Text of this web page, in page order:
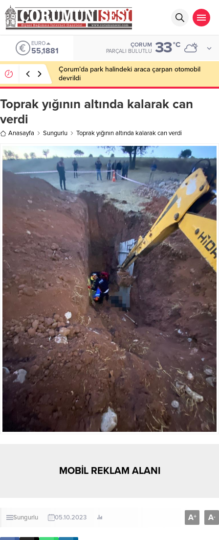
EURO
55,1881
ÇORUM
PARÇALI BULUTLU 33°C
Çorum’da park halindeki araca çarpan otomobil
devrildi
Toprak yığının altında kalarak can
verdi
Anasayfa Sungurlu Toprak yığının altında kalarak can verdi
MOBİL REKLAM ALANI
Sungurlu 05.10.2023 A+ A-